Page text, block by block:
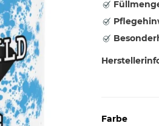
Farbe